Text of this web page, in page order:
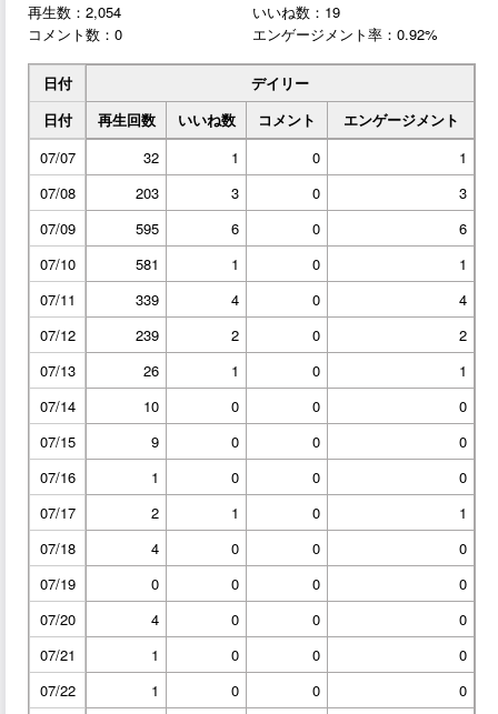
再生数：2,054
いいね数：19
コメント数：0
エンゲージメント率：0.92%
日付
デイリー
日付
再生回数 いいね数 コメント
エンゲージメント
07/07
32 1 0
1
07/08
203 3 0
3
07/09
595 6 0
6
07/10
581 1 0
1
07/11
339 4 0
4
07/12
239 2 0
2
07/13
26 1 0
1
07/14
10 0 0
0
07/15
9 0 0
0
07/16
1 0 0
0
07/17
2 1 0
1
07/18
4 0 0
0
07/19
0 0 0
0
07/20
4 0 0
0
07/21
1 0 0
0
07/22
1 0 0
0